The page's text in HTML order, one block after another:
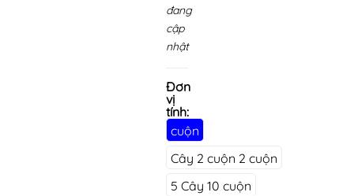
đang
cập
nhật
Đơn
vị
tính:
cuộn
Cây 2 cuộn 2 cuộn
5 Cây 10 cuộn